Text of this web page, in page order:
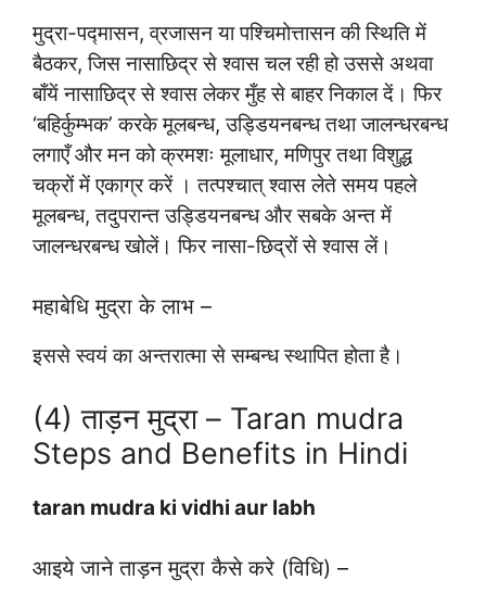
मुद्रा-पद्मासन, व्रजासन या पश्चिमोत्तासन की स्थिति में
बैठकर, जिस नासाछिद्र से श्वास चल रही हो उससे अथवा
बाँयें नासाछिद्र से श्वास लेकर मुँह से बाहर निकाल दें। फिर
‘बहिर्कुम्भक’ करके मूलबन्ध, उड्डियनबन्ध तथा जालन्धरबन्ध
लगाएँ और मन को क्रमशः मूलाधार, मणिपुर तथा विशुद्ध
चक्रों में एकाग्र करें । तत्पश्चात् श्वास लेते समय पहले
मूलबन्ध, तदुपरान्त उड्डियनबन्ध और सबके अन्त में
जालन्धरबन्ध खोलें। फिर नासा-छिद्रों से श्वास लें।
महाबेधि मुद्रा के लाभ –
इससे स्वयं का अन्तरात्मा से सम्बन्ध स्थापित होता है।
(4) ताड़न मुद्रा – Taran mudra
Steps and Benefits in Hindi
taran mudra ki vidhi aur labh
आइये जाने ताड़न मुद्रा कैसे करे (विधि) –